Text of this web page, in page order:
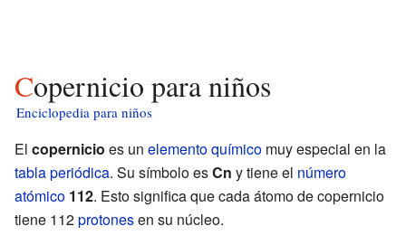
Copernicio para niños
Enciclopedia para niños
El copernicio es un elemento químico muy especial en la
tabla periódica. Su símbolo esCn y tiene el número
atómico 112. Esto significa que cada átomo de copernicio
tiene 112protonesen su núcleo.